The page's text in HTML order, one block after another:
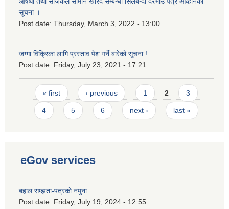
सूचना ।
Post date: Thursday, March 3, 2022 - 13:00
जग्गा विक्रिका लागि प्रस्ताव पेश गर्ने बारेको सूचना !
Post date: Friday, July 23, 2021 - 17:21
Pages
« first ‹ previous 1 2 3
4 5 6 next › last »
eGov services
बहाल सम्झता-पत्रको नमुना
Post date: Friday, July 19, 2024 - 12:55